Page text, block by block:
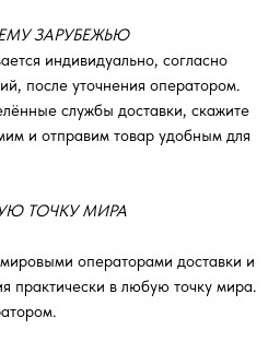
ЗАРУБЕЖЬЮ
индивидуально, согласно
после уточнения оператором.
службы доставки, скажите
и отправим товар удобным для
ТОЧКУ МИРА
операторами доставки и
практически в любую точку мира.